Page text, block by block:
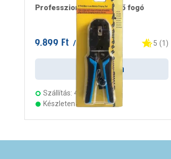
Professzionális krimpelő fogó
9.899 Ft / darab 5 (1 )
Kosárba
Szállítás: 4 munkanap
Készleten 14 áruházban